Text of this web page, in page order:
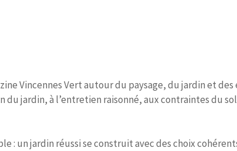
Vincennes Vert autour du paysage, du jardin et
du jardin, à l’entretien raisonné, aux contraintes du
: un jardin réussi se construit avec des choix